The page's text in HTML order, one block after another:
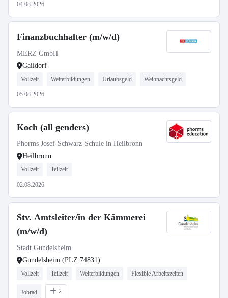
04.08.2026
Finanzbuchhalter (m/w/d)
MERZ GmbH
Gaildorf
Vollzeit Weiterbildungen Urlaubsgeld Weihnachtsgeld
05.08.2026
Koch (all genders)
Phorms Josef-Schwarz-Schule in Heilbronn
Heilbronn
Vollzeit Teilzeit
02.08.2026
Stv. Amtsleiter/in der Kämmerei
(m/w/d)
Stadt Gundelsheim
Gundelsheim (PLZ 74831)
Vollzeit Teilzeit Weiterbildungen Flexible Arbeitszeiten
Jobrad 2